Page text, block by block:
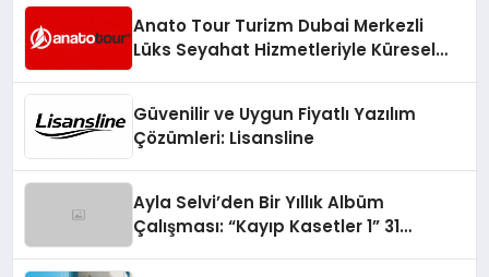
Anato Tour Turizm Dubai Merkezli
Lüks Seyahat Hizmetleriyle Küresel
Güvenilir ve Uygun Fiyatlı Yazılım
Çözümleri: Lisansline
Ayla Selvi’den Bir Yıllık Albüm
Çalışması: “Kayıp Kasetler 1” 31